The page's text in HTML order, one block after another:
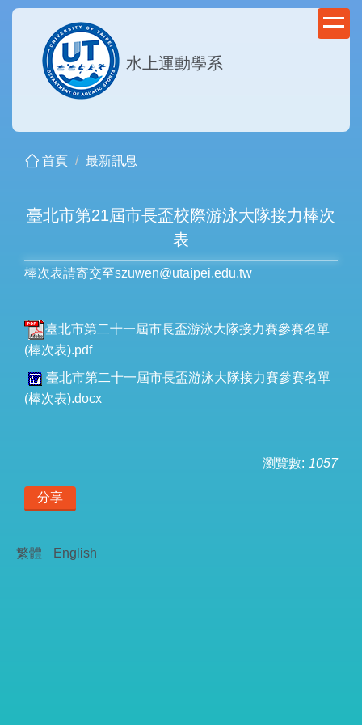
跳
區
水上運動學系
首頁 最新訊息
臺北市第21屆市長盃校際游泳大隊接力棒次
表
棒次表請寄交至szuwen@utaipei.edu.tw
臺北市第二十一屆市長盃游泳大隊接力賽參賽名單
(棒次表).pdf
臺北市第二十一屆市長盃游泳大隊接力賽參賽名單
(棒次表).docx
瀏覽數: 1057
分享
繁體 English